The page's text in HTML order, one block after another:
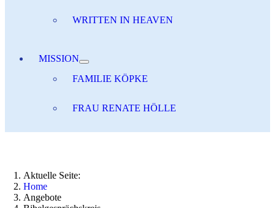
WRITTEN IN HEAVEN
MISSION
FAMILIE KÖPKE
FRAU RENATE HÖLLE
Aktuelle Seite:
Home
Angebote